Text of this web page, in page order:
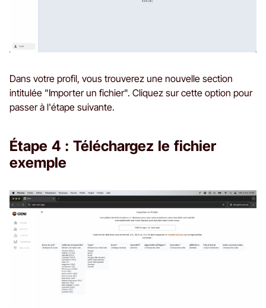
Dans votre profil, vous trouverez une nouvelle section
intitulée "Importer un fichier". Cliquez sur cette option pour
passer à l'étape suivante.
Étape 4 : Téléchargez le fichier
exemple